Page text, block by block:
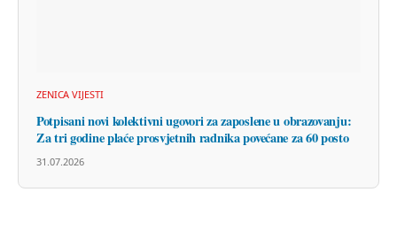
ZENICA VIJESTI
Potpisani novi kolektivni ugovori za zaposlene u obrazovanju:
Za tri godine plaće prosvjetnih radnika povećane za 60 posto
31.07.2026